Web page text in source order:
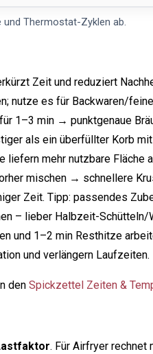
und Thermostat-Zyklen ab.
Zeit und reduziert
nutze es für Backwaren/
1–3 min → punktgenaue
als ein überfüllter Korb
liefern mehr nutzbare Fläche
mischen → schnellere
Zeit. Tipp: passendes
– lieber Halbzeit-Schütteln/
und 1–2 min Resthitze
und verlängern Laufzeiten.
den Spickzettel Zeiten &
. Für Airfryer rechnet